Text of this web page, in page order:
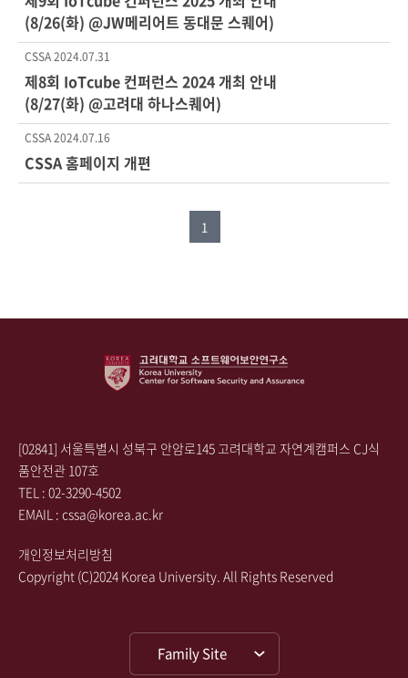
(8/26(화) @JW메리어트 동대문 스퀘어)
CSSA2024.07.31
제8회 IoTcube 컨퍼런스 2024 개최 안내
(8/27(화) @고려대 하나스퀘어)
CSSA2024.07.16
CSSA 홈페이지 개편
1
[02841] 서울특별시 성북구 안암로145 고려대학교 자연계캠퍼스 CJ식
품안전관 107호
TEL : 02-3290-4502
EMAIL : cssa@korea.ac.kr
개인정보처리방침
Copyright (C)2024 Korea University. All Rights Reserved
Family Site